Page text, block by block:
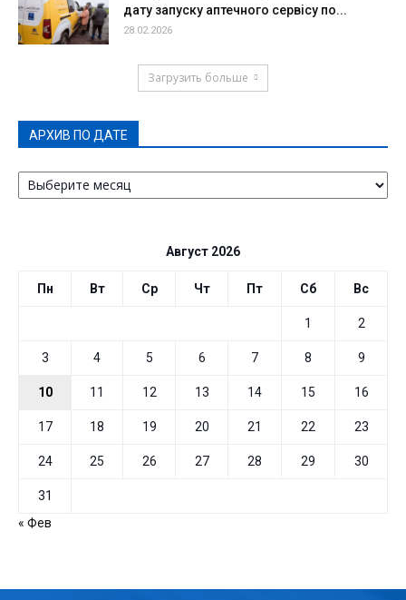
дату запуску аптечного сервісу по...
28.02.2026
Загрузить больше
АРХИВ ПО ДАТЕ
АРХИВ
ПО
Август 2026
Пн Вт Ср Чт Пт Сб Вс
1 2
3 4 5 6 7 8 9
10 11 12 13 14 15 16
17 18 19 20 21 22 23
24 25 26 27 28 29 30
31
« Фев